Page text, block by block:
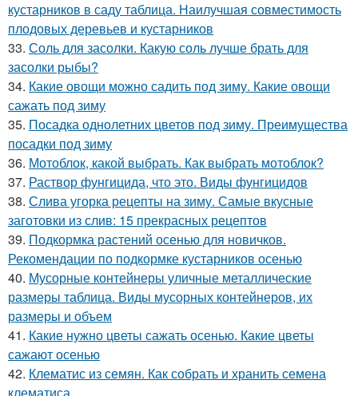
кустарников в саду таблица. Наилучшая совместимость
плодовых деревьев и кустарников
33. Соль для засолки. Какую соль лучше брать для
засолки рыбы?
34. Какие овощи можно садить под зиму. Какие овощи
сажать под зиму
35. Посадка однолетних цветов под зиму. Преимущества
посадки под зиму
36. Мотоблок, какой выбрать. Как выбрать мотоблок?
37. Раствор фунгицида, что это. Виды фунгицидов
38. Слива угорка рецепты на зиму. Самые вкусные
заготовки из слив: 15 прекрасных рецептов
39. Подкормка растений осенью для новичков.
Рекомендации по подкормке кустарников осенью
40. Мусорные контейнеры уличные металлические
размеры таблица. Виды мусорных контейнеров, их
размеры и объем
41. Какие нужно цветы сажать осенью. Какие цветы
сажают осенью
42. Клематис из семян. Как собрать и хранить семена